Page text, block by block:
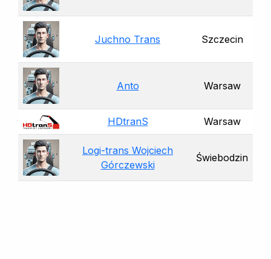
Juchno Trans Szczecin
Anto Warsaw
HDtranS Warsaw
Logi-trans Wojciech
Górczewski
Świebodzin